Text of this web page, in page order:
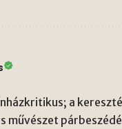
a
művészet